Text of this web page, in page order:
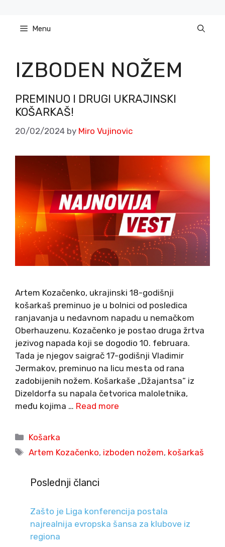
content Menu
IZBODEN NOŽEM
PREMINUO I DRUGI UKRAJINSKI
KOŠARKAŠ!
20/02/2024 by Miro Vujinovic
Artem Kozačenko, ukrajinski 18-godišnji
košarkaš preminuo je u bolnici od posledica
ranjavanja u nedavnom napadu u nemačkom
Oberhauzenu. Kozačenko je postao druga žrtva
jezivog napada koji se dogodio 10. februara.
Tada je njegov saigrač 17-godišnji Vladimir
Jermakov, preminuo na licu mesta od rana
zadobijenih nožem. Košarkaše „Džajantsa“ iz
Dizeldorfa su napala četvorica maloletnika,
među kojima … Read more
Categories
Košarka
Tags
Artem Kozačenko, izboden nožem, košarkaš
Poslednji članci
Zašto je Liga konferencija postala
najrealnija evropska šansa za klubove iz
regiona